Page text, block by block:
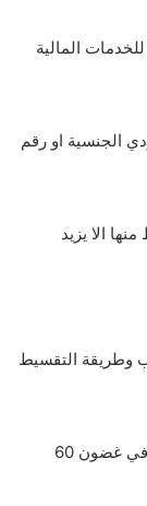
المالية
الجنسية او رقم
الا يزيد
وطريقة التقسيط
اضغط الموافقة المبدئية والتى سوف تصل في غضون 60